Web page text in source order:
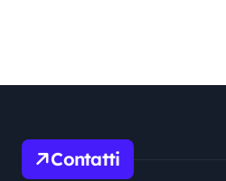
Contatti